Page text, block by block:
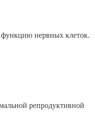
нервных клеток.
репродуктивной